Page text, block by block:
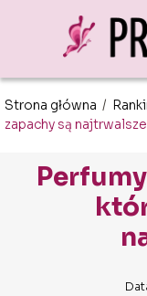
Strona główna /
zapachy są